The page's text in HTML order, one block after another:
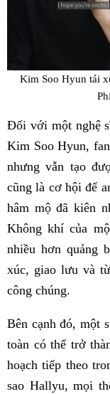
Kim Soo Hyun tái
Đối với một nghệ
Kim Soo Hyun,
nhưng vẫn tạo
cũng là cơ hội để
hâm mộ đã kiên
Không khí của
nhiều hơn quảng
xúc, giao lưu và
công chúng.
Bên cạnh đó, một
toàn có thể trở
hoạch tiếp theo
sao Hallyu, mọi